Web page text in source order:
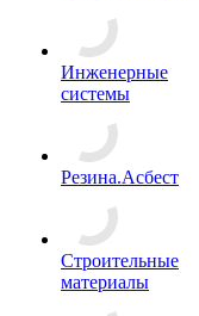
Инженерные
системы
Резина.Асбест
Строительные
материалы